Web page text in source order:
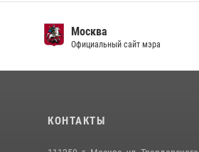
Москва
Официальный сайт мэра
КОНТАКТЫ